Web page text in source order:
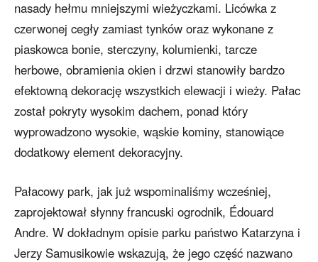
nasady hełmu mniejszymi wieżyczkami. Licówka z
czerwonej cegły zamiast tynków oraz wykonane z
piaskowca bonie, sterczyny, kolumienki, tarcze
herbowe, obramienia okien i drzwi stanowiły bardzo
efektowną dekorację wszystkich elewacji i wieży. Pałac
został pokryty wysokim dachem, ponad który
wyprowadzono wysokie, wąskie kominy, stanowiące
dodatkowy element dekoracyjny.
Pałacowy park, jak już wspominaliśmy wcześniej,
zaprojektował słynny francuski ogrodnik, Édouard
Andre. W dokładnym opisie parku państwo Katarzyna i
Jerzy Samusikowie wskazują, że jego część nazwano